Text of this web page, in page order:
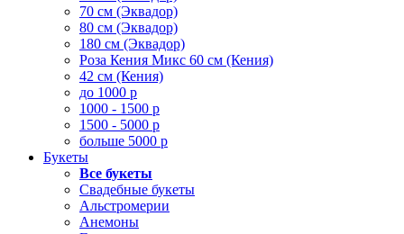
70 см (Эквадор)
80 см (Эквадор)
180 см (Эквадор)
Роза Кения Микс 60 см (Кения)
42 см (Кения)
до 1000 р
1000 - 1500 р
1500 - 5000 р
больше 5000 р
Букеты
Все букеты
Свадебные букеты
Альстромерии
Анемоны